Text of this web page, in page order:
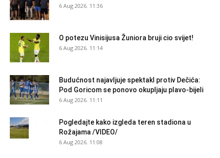
6 Aug 2026. 11:36
O potezu Vinisijusa Žuniora bruji cio svijet!
6 Aug 2026. 11:14
Budućnost najavljuje spektakl protiv Dečića:
Pod Goricom se ponovo okupljaju plavo-bijeli
6 Aug 2026. 11:11
Pogledajte kako izgleda teren stadiona u
Rožajama /VIDEO/
6 Aug 2026. 11:08